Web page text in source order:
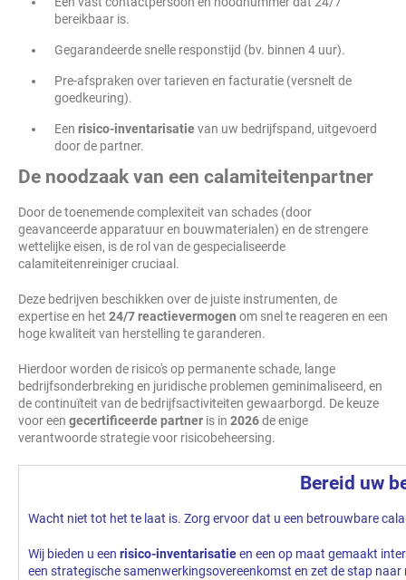
bereikbaar is.
Gegarandeerde snelle responstijd (bv. binnen 4 uur).
Pre-afspraken over tarieven en facturatie (versnelt de
goedkeuring).
Een risico-inventarisatievan uw bedrijfspand, uitgevoerd
door de partner.
De noodzaak van een calamiteitenpartner
Door de toenemende complexiteit van schades (door
geavanceerde apparatuur en bouwmaterialen) en de strengere
wettelijke eisen, is de rol van de gespecialiseerde
calamiteitenreiniger cruciaal.
Deze bedrijven beschikken over de juiste instrumenten, de
expertise en het 24/7 reactievermogen om snel te reageren en een
hoge kwaliteit van herstelling te garanderen.
Hierdoor worden de risico's op permanente schade, lange
bedrijfsonderbreking en juridische problemen geminimaliseerd, en
de continuïteit van de bedrijfsactiviteiten gewaarborgd. De keuze
voor een gecertificeerde partner is in 2026de enige
verantwoorde strategie voor risicobeheersing.
Bereid uw
Wacht niet tot het te laat is. Zorg ervoor dat u een betrouwbare
Wij bieden u een risico-inventarisatieen een op maat gemaakt
een strategische samenwerkingsovereenkomst en zet de stap